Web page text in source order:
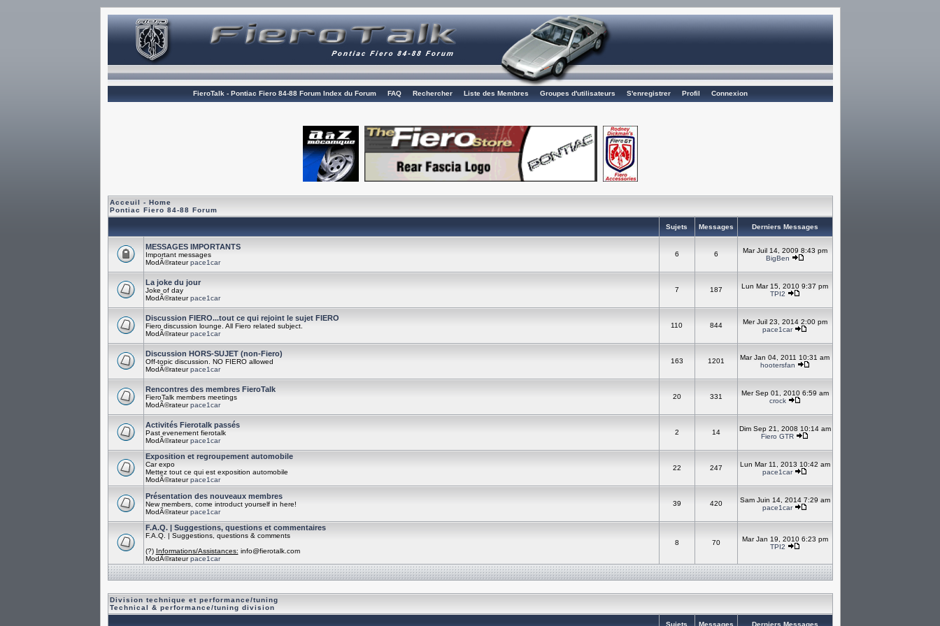
FieroTalk - Pontiac Fiero 84-88 Forum Index du Forum FAQ Rechercher Liste des Membres Groupes d'utilisateurs S'enregistrer Profil Connexion
Acceuil - Home
Pontiac Fiero 84-88 Forum
Sujets Messages Derniers Messages
MESSAGES IMPORTANTS
Important messages
ModÃ©rateurpace1car
6 6
Mar Juil 14, 2009 8:43 pm
BigBen
La joke du jour
Joke of day
ModÃ©rateurpace1car
7 187
Lun Mar 15, 2010 9:37 pm
TPI2
Discussion FIERO...tout ce qui rejoint le sujet FIERO
Fiero discussion lounge. All Fiero related subject.
ModÃ©rateurpace1car
110 844
Mer Juil 23, 2014 2:00 pm
pace1car
Discussion HORS-SUJET (non-Fiero)
Off-topic discussion. NO FIERO allowed
ModÃ©rateurpace1car
163 1201
Mar Jan 04, 2011 10:31 am
hootersfan
Rencontres des membres FieroTalk
FieroTalk members meetings
ModÃ©rateurpace1car
20 331
Mer Sep 01, 2010 6:59 am
crock
Activités Fierotalk passés
Past evenement fierotalk
ModÃ©rateurpace1car
2 14
Dim Sep 21, 2008 10:14 am
Fiero GTR
Exposition et regroupement automobile
Car expo
Mettez tout ce qui est exposition automobile
ModÃ©rateurpace1car
22 247
Lun Mar 11, 2013 10:42 am
pace1car
Présentation des nouveaux membres
New members, come introduct yourself in here!
ModÃ©rateurpace1car
39 420
Sam Juin 14, 2014 7:29 am
pace1car
F.A.Q. | Suggestions, questions et commentaires
F.A.Q. | Suggestions, questions & comments
(?) Informations/Assistances: info@fierotalk.com
ModÃ©rateurpace1car
8 70
Mar Jan 19, 2010 6:23 pm
TPI2
Division technique et performance/tuning
Technical & performance/tuning division
Sujets Messages Derniers Messages